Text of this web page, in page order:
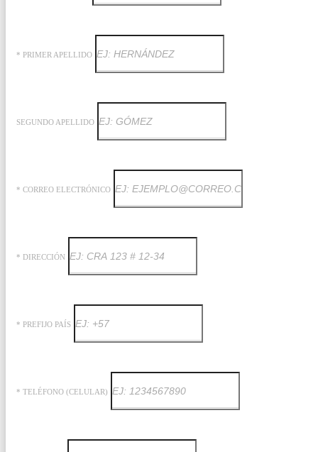
* PRIMER APELLIDO
SEGUNDO APELLIDO
* CORREO ELECTRÓNICO
* DIRECCIÓN
* PREFIJO PAÍS
* TELÉFONO (CELULAR)